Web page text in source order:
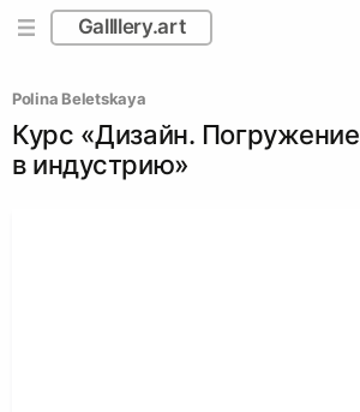
Gallllery.art
Polina Beletskaya
Курс «Дизайн. Погружение
в индустрию»